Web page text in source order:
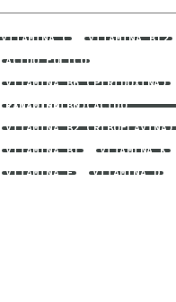
VITAMINA C
VITAMINA B12
ÁCIDO FÓLICO
VITAMINA B6 (PIRIDOXINA)
VITAMINA B5 (ÁCIDO PANTOTÉNICO)
VITAMINA B2 (RIBOFLAVINA)
VITAMINA B1
VITAMINA K
VITAMINA E
VITAMINA D